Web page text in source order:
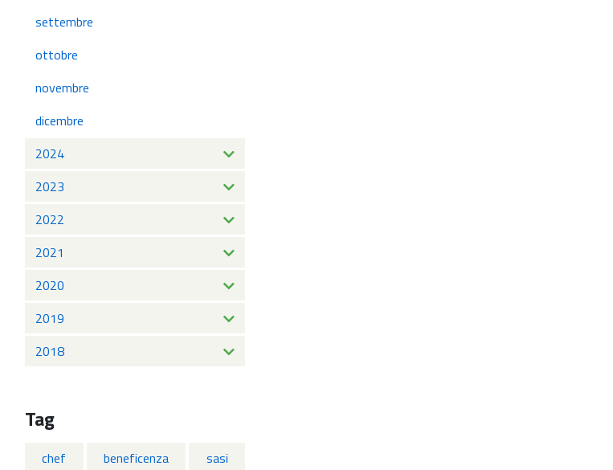
settembre
ottobre
novembre
dicembre
2024
2023
2022
2021
2020
2019
2018
Tag
chef beneficenza
sasi